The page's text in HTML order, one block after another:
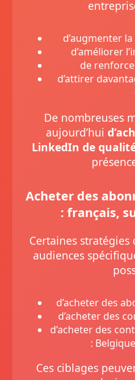
d’augmenter
d’améliorer
de
d’attirer
De nombreuses
aujourd’hui
LinkedIn de
Acheter des
: français,
Certaines stratégies
audiences
d’acheter des
d’acheter des
d’acheter des
:
Ces ciblages